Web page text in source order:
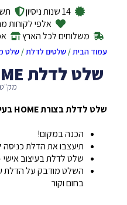
14 שנות ניסיון
אלפי לקוחות
משלוחים לכל הארץ
עמוד הבית/שלטים לדלת/שלט
שלט לדלת HOME בעיצוב אישי
מק"ט:
שלט לדלת בצורת HOME בעיצוב אישי
הכנה במקום!
תיעצבו את הדלת
שלט לדלת בעיצוב אישי
השלט מודבק על הדלת
בחום וקור